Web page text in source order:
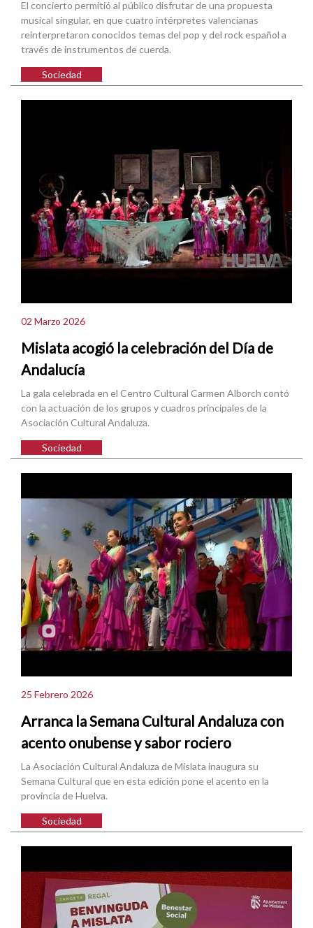
El concierto permitió al público disfrutar de una propuesta
musical singular, en que cuatro intérpretes valencianas
reinterpretaron conocidos temas del pop y del rock español a
través de instrumentos de cuerda.
Sociedad
02 Marzo 2026
Mislata acogió la celebración del Día de
Andalucía
La gala celebrada en el Centro Cultural Carmen Alborch contó
con la actuación de los grupos y cuadros principales de la
Asociación Cultural Andaluza.
Sociedad
25 Febrero 2026
Arranca la Semana Cultural Andaluza con
acento onubense y sabor rociero
La Asociación Cultural Andaluza de Mislata inaugura su
Semana Cultural que en esta edición pone el acento en la
provincia de Huelva.
Sociedad